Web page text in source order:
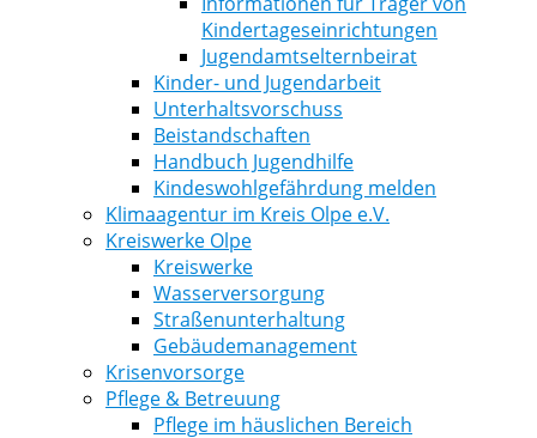
Kindertageseinrichtungen
Jugendamtselternbeirat
Kinder- und Jugendarbeit
Unterhaltsvorschuss
Beistandschaften
Handbuch Jugendhilfe
Kindeswohlgefährdung melden
Klimaagentur im Kreis Olpe e.V.
Kreiswerke Olpe
Kreiswerke
Wasserversorgung
Straßenunterhaltung
Gebäudemanagement
Krisenvorsorge
Pflege & Betreuung
Pflege im häuslichen Bereich